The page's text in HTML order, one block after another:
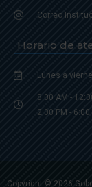
Correo
Horario de
Lunes a
8:00 AM -
2:00 PM - 6:00
Copyright © 2026